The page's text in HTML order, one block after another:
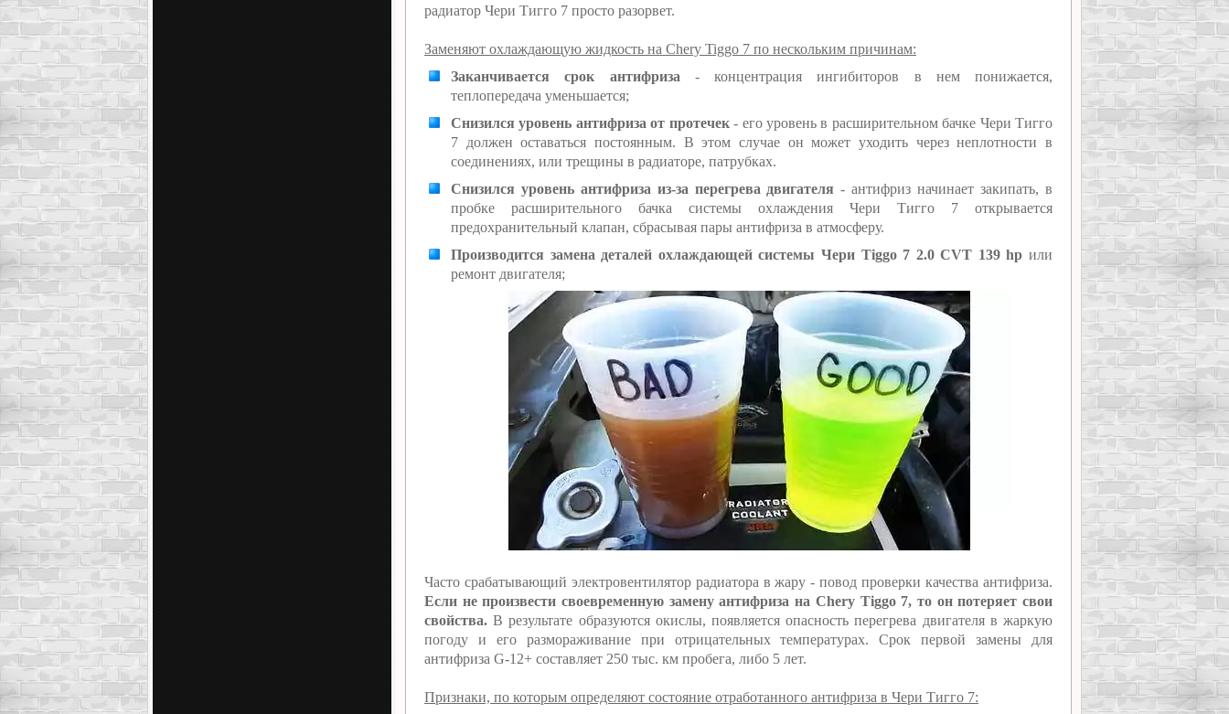
радиатор Чери Тигго 7 просто разорвет.
Заменяют охлаждающую жидкость на Chery Tiggo 7 по нескольким причинам:
Заканчивается срок антифриза - концентрация ингибиторов в нем понижается,
теплопередача уменьшается;
Снизился уровень антифриза от протечек- его уровень в расширительном бачке Чери Тигго
7 должен оставаться постоянным. В этом случае он может уходить через неплотности в
соединениях, или трещины в радиаторе, патрубках.
Снизился уровень антифриза из-за перегрева двигателя - антифриз начинает закипать, в
пробке расширительного бачка системы охлаждения Чери Тигго 7 открывается
предохранительный клапан, сбрасывая пары антифриза в атмосферу.
Производится замена деталей охлаждающей системы Чери Tiggo 7 2.0 CVT 139 hp или
ремонт двигателя;
Часто срабатывающий электровентилятор радиатора в жару - повод проверки качества антифриза.
Если не произвести своевременную замену антифриза на Chery Tiggo 7, то он потеряет свои
свойства. В результате образуются окислы, появляется опасность перегрева двигателя в жаркую
погоду и его размораживание при отрицательных температурах. Срок первой замены для
антифриза G-12+ составляет 250 тыс. км пробега, либо 5 лет.
Признаки, по которым определяют состояние отработанного антифриза в Чери Тигго 7: